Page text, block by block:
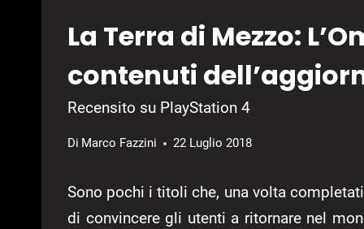
La Terra di Mezzo:
contenuti
Recensito su PlayStation 4
Di Marco Fazzini 22 Luglio 2018
Sono pochi i titoli che, una volta
di convincere gli utenti a ritornare nel